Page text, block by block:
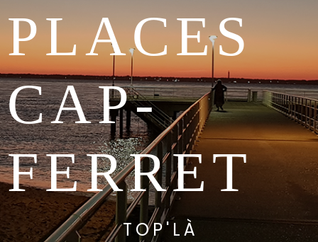
PLACES
CAP-
FERRET
TOP'LÀ